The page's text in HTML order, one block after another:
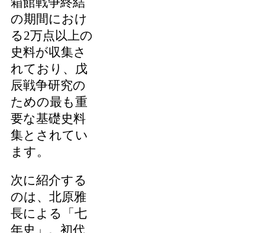
の期間におけ
る2万点以上の
史料が収集さ
れており、戊
辰戦争研究の
ための最も重
要な基礎史料
集とされてい
ます。
次に紹介する
のは、北原雅
長による「七
年史」。初代